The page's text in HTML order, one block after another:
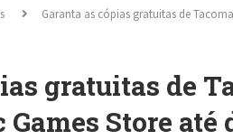
Garanta as cópias gratuitas de
gratuitas de
Games Store até